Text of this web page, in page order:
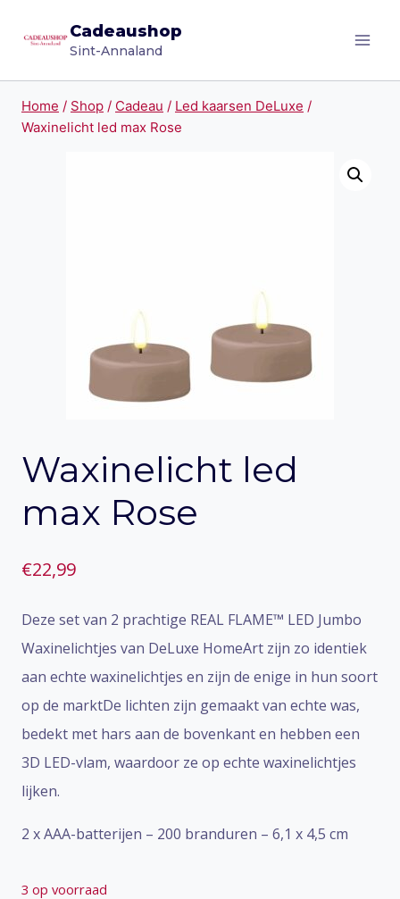
naar
Cadeaushop
Sint-Annaland
Home / Shop / Cadeau / Led kaarsen DeLuxe /
Waxinelicht led max Rose
Waxinelicht led
max Rose
€22,99
Deze set van 2 prachtige REAL FLAME™ LED Jumbo
Waxinelichtjes van DeLuxe HomeArt zijn zo identiek
aan echte waxinelichtjes en zijn de enige in hun soort
op de marktDe lichten zijn gemaakt van echte was,
bedekt met hars aan de bovenkant en hebben een
3D LED-vlam, waardoor ze op echte waxinelichtjes
lijken.
2 x AAA-batterijen – 200 branduren – 6,1 x 4,5 cm
3 op voorraad